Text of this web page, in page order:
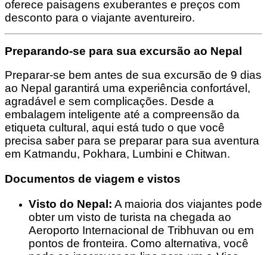
oferece paisagens exuberantes e preços com
desconto para o viajante aventureiro.
Preparando-se para sua excursão ao Nepal
Preparar-se bem antes de sua excursão de 9 dias
ao Nepal garantirá uma experiência confortável,
agradável e sem complicações. Desde a
embalagem inteligente até a compreensão da
etiqueta cultural, aqui está tudo o que você
precisa saber para se preparar para sua aventura
em Katmandu, Pokhara, Lumbini e Chitwan.
Documentos de viagem e vistos
Visto do Nepal: A maioria dos viajantes pode
obter um visto de turista na chegada ao
Aeroporto Internacional de Tribhuvan ou em
pontos de fronteira. Como alternativa, você